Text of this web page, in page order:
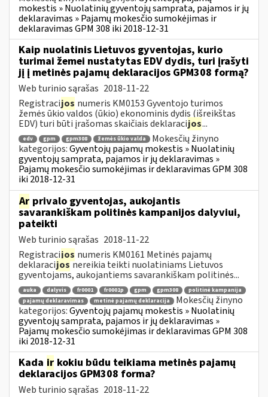
mokestis » Nuolatinių gyventojų samprata, pajamos ir jų
deklaravimas » Pajamų mokesčio sumokėjimas ir
deklaravimas GPM 308 iki 2018-12-31
Kaip nuolatinis Lietuvos gyventojas, kurio
turimai žemei nustatytas EDV dydis, turi įrašyti
jį į metinės pajamų deklaracijos GPM308 formą?
Web turinio sąrašas 2018-11-22
Registracijos numeris KM0153 Gyventojo turimos
žemės ūkio valdos (ūkio) ekonominis dydis (išreikštas
EDV) turi būti įrašomas skaičiais deklaracijos...
edv gpm gpm308 žemės ūkio valda
Mokesčių žinyno
kategorijos:Gyventojų pajamų mokestis » Nuolatinių
gyventojų samprata, pajamos ir jų deklaravimas »
Pajamų mokesčio sumokėjimas ir deklaravimas GPM 308
iki 2018-12-31
Ar privalo gyventojas, aukojantis
savarankiškam politinės kampanijos dalyviui,
pateikti
Web turinio sąrašas 2018-11-22
Registracijos numeris KM0161 Metinės pajamų
deklaracijosnereikia teikti nuolatiniams Lietuvos
gyventojams, aukojantiems savarankiškam politinės...
auka dalyvis fr0001 fr0001p gpm gpm308
politinė kampanija
pajamų deklaravimas
metinė pajamų deklaracija
Mokesčių žinyno
kategorijos:Gyventojų pajamų mokestis » Nuolatinių
gyventojų samprata, pajamos ir jų deklaravimas »
Pajamų mokesčio sumokėjimas ir deklaravimas GPM 308
iki 2018-12-31
Kada ir kokiu būdu teikiama metinės pajamų
deklaracijos GPM308 forma?
Web turinio sąrašas 2018-11-22